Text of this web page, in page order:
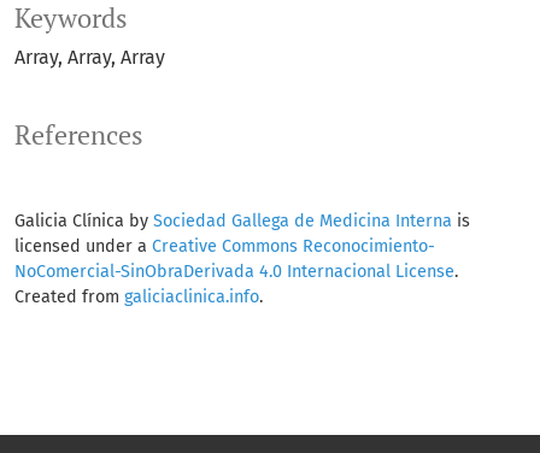
Keywords
Array Array Array
References
Galicia Clínica by Sociedad Gallega de Medicina Interna is
licensed under a Creative Commons Reconocimiento-
NoComercial-SinObraDerivada 4.0 Internacional License.
Created from galiciaclinica.info.